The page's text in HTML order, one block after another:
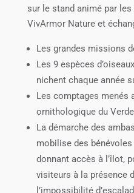
sur le stand animé par
VivArmor Nature et
Les grandes missions
Les 9 espèces
nichent chaque année
Les comptages menés
ornithologique du
La démarche des
mobilise des
donnant accès à l’îlot,
visiteurs à la présence
l’impossibilité